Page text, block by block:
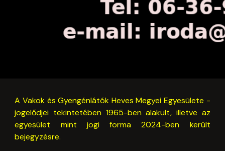
A Vakok és Gyengénlátók Heves Megyei Egyesülete -
jogelődjei tekintetében 1965-ben alakult, illetve az
egyesület mint jogi forma 2024-ben került
bejegyzésre.